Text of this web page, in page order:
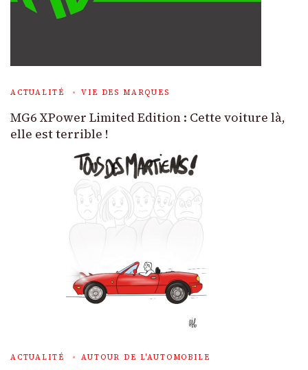
ACTUALITÉ VIE DES MARQUES
MG6 XPower Limited Edition : Cette voiture là,
elle est terrible !
ACTUALITÉ
AUTOUR DE L'AUTOMOBILE